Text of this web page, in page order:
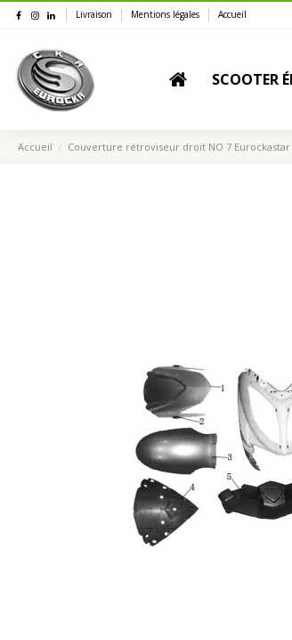
Livraison Mentions légales Accueil
SCOOTER
Accueil Couverture rétroviseur droit NO 7 Eurockastar